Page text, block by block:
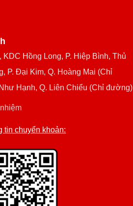
Hồng Long, P. Hiệp Bình, Thủ
P. Đại Kim, Q. Hoàng Mai (Chỉ
Hạnh, Q. Liên Chiểu (Chỉ đường)
tin chuyển khoản: